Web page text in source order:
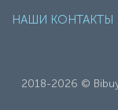
НАШИ КОНТАКТЫ
2018-2026 ©